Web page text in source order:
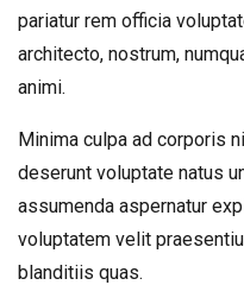
pariatur rem officia
architecto, nostrum,
animi.
Minima culpa ad corporis
deserunt voluptate natus
assumenda aspernatur
voluptatem velit
blanditiis quas.